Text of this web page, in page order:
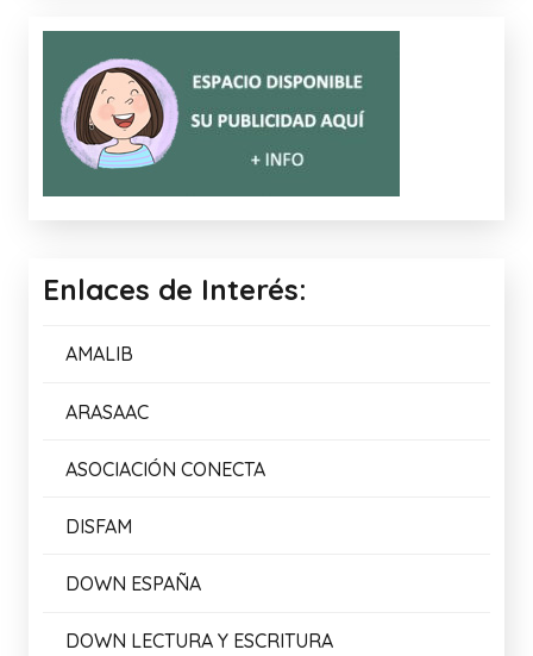
Enlaces de Interés:
AMALIB
ARASAAC
ASOCIACIÓN CONECTA
DISFAM
DOWN ESPAÑA
DOWN LECTURA Y ESCRITURA